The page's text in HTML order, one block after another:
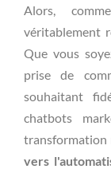
Alors,
véritablement
Que vous
prise de
souhaitant
chatbots
transformation
vers